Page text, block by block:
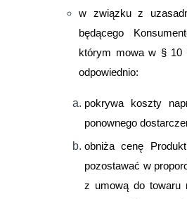
w związku z
będącego
którym mowa w § 10
odpowiednio:
pokrywa koszty
ponownego
obniża cenę
pozostawać w
z umową do towaru